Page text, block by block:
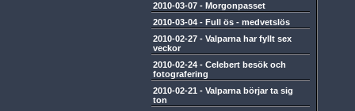
2010-03-07 - Morgonpasset
2010-03-04 - Full ös - medvetslös
2010-02-27 - Valparna har fyllt sex
veckor
2010-02-24 - Celebert besök och
fotografering
2010-02-21 - Valparna börjar ta sig
ton